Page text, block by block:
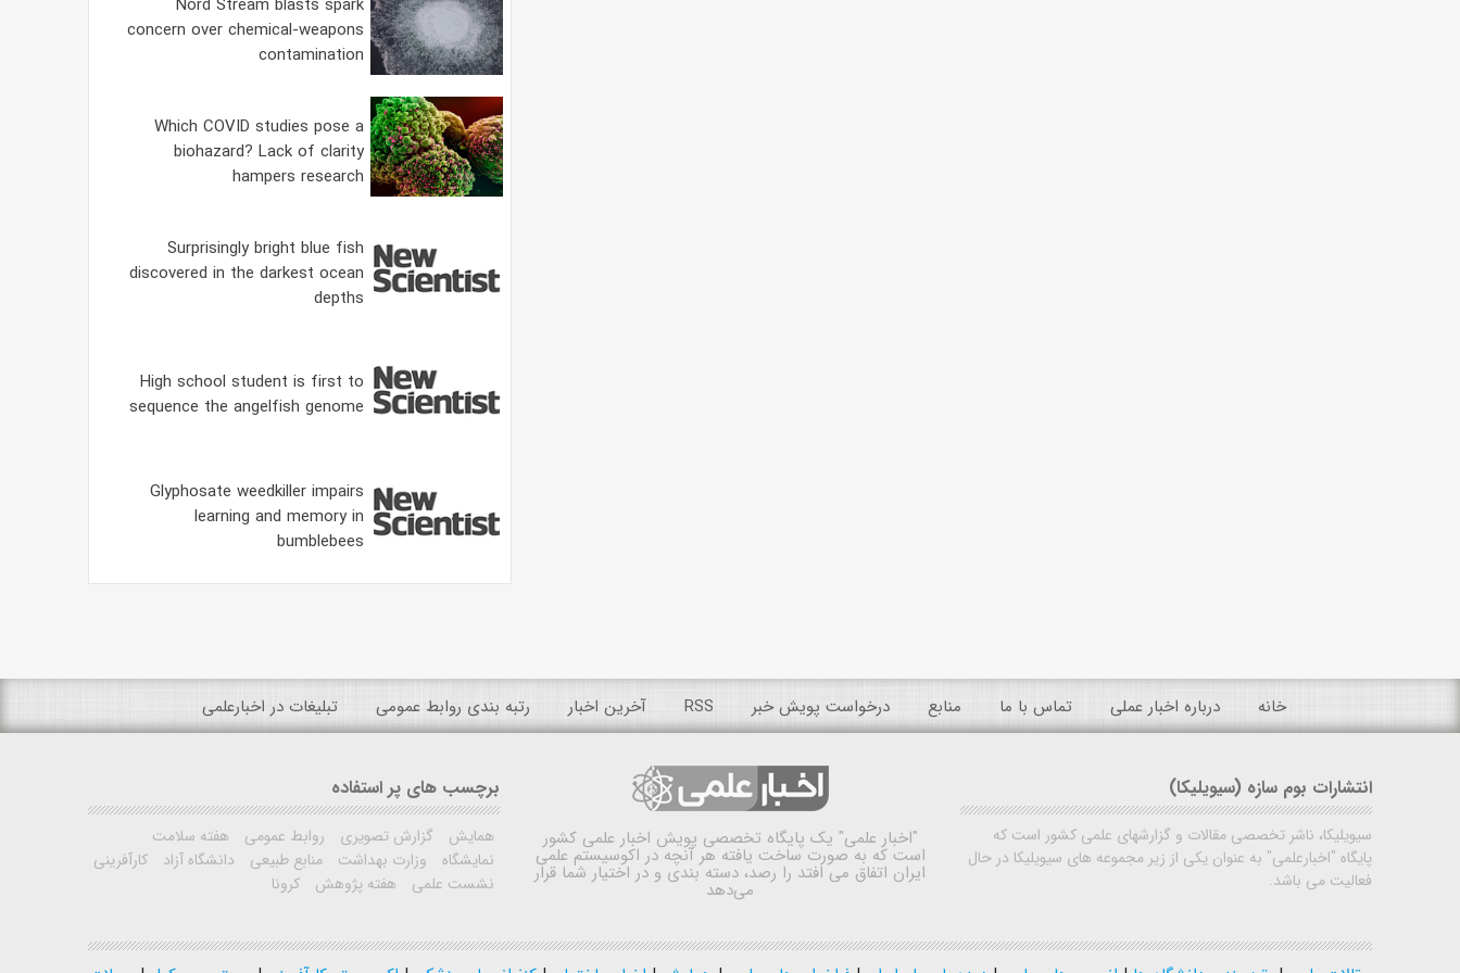
concern over chemical-weapons
contamination
Which COVID studies pose a
biohazard? Lack of clarity
hampers research
Surprisingly bright blue fish
discovered in the darkest ocean
depths
High school student is first to
sequence the angelfish genome
Glyphosate weedkiller impairs
learning and memory in
bumblebees
خانه درباره اخبار عملی تماس با ما منابع درخواست پویش خبر RSS آخرین اخبار رتبه بندی روابط عمومی تبلیغات در اخبارعلمی
انتشارات بوم سازه (سیویلیکا)
سیویلیکا، ناشر تخصصی مقالات و گزارشهای علمی کشور است که
پایگاه "اخبارعلمی" به عنوان یکی از زیر مجموعه های سیویلیکا در حال
فعالیت می باشد.
"اخبار علمی" یک پایگاه تخصصی پویش اخبار علمی کشور
است که به صورت ساخت یافته هر آنچه در اکوسیستم علمی
ایران اتفاق می افتد را رصد، دسته بندی و در اختیار شما قرار
می‌دهد
برچسب های پر استفاده
همایش گزارش تصویری روابط عمومی
هفته سلامت
نمایشگاه
وزارت بهداشت منابع طبیعی دانشگاه آزاد
کارآفرینی
نشست علمی
هفته پژوهش کرونا